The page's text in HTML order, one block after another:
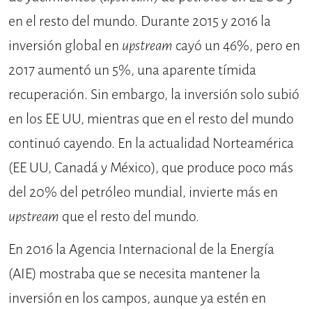
en el resto del mundo. Durante 2015 y 2016 la
inversión global en upstream cayó un 46%, pero en
2017 aumentó un 5%, una aparente tímida
recuperación. Sin embargo, la inversión solo subió
en los EE UU, mientras que en el resto del mundo
continuó cayendo. En la actualidad Norteamérica
(EE UU, Canadá y México), que produce poco más
del 20% del petróleo mundial, invierte más en
upstream que el resto del mundo.
En 2016 la Agencia Internacional de la Energía
(AIE) mostraba que se necesita mantener la
inversión en los campos, aunque ya estén en